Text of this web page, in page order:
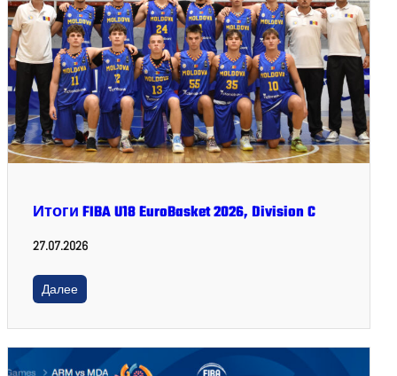
Итоги FIBA U18 EuroBasket 2026, Division C
27.07.2026
Далее